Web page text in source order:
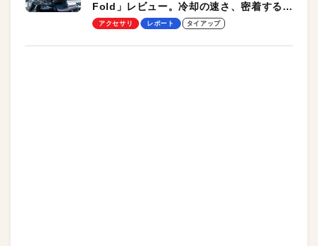
Fold」レビュー。冷却の速さ、密着する冷
却プレート、シンプルな操作性がグッド！
アクセサリ レポート タイアップ